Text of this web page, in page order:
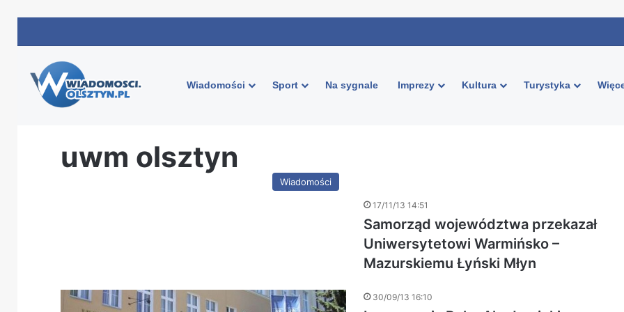
Wiadomości Sport Na sygnale Imprezy Kultura Turystyka
uwm olsztyn
Wiadomości
17/11/13 14:51
Samorząd województwa przekazał
Uniwersytetowi Warmińsko –
Mazurskiemu Łyński Młyn
30/09/13 16:10